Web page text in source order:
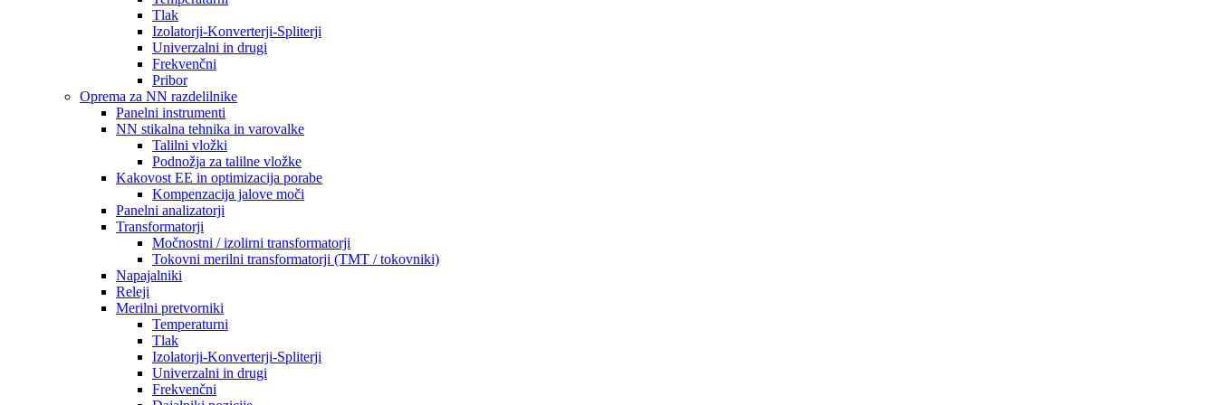
Tlak
Izolatorji-Konverterji-Spliterji
Univerzalni in drugi
Frekvenčni
Pribor
Oprema za NN razdelilnike
Panelni instrumenti
NN stikalna tehnika in varovalke
Talilni vložki
Podnožja za talilne vložke
Kakovost EE in optimizacija porabe
Kompenzacija jalove moči
Panelni analizatorji
Transformatorji
Močnostni / izolirni transformatorji
Tokovni merilni transformatorji (TMT / tokovniki)
Napajalniki
Releji
Merilni pretvorniki
Temperaturni
Tlak
Izolatorji-Konverterji-Spliterji
Univerzalni in drugi
Frekvenčni